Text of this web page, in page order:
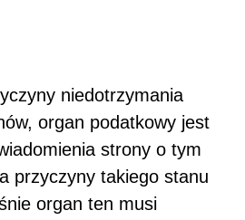
niedotrzymania
organ podatkowy jest
strony o tym
przyczyny takiego stanu
organ ten musi